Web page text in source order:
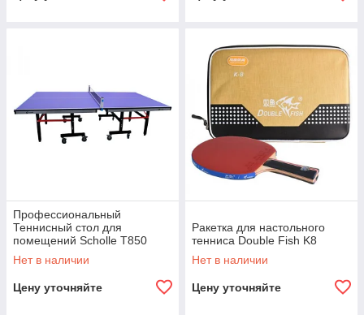
Профессиональный
Теннисный стол для
помещений Scholle T850
Нет в наличии
Цену уточняйте
Ракетка для настольного
тенниса Double Fish K8
Нет в наличии
Цену уточняйте